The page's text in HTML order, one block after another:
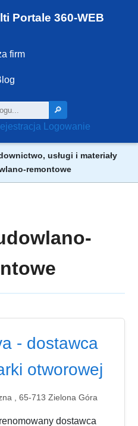
Portale 360-WEB
firm
🔎
Logowanie
usługi i materiały
remontowe
- dostawca
otworowej
, 65-713 Zielona Góra
dostawca